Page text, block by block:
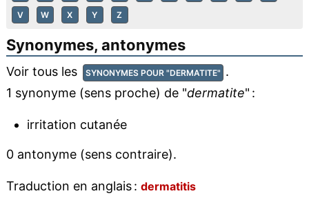
V W X Y Z
Synonymes, antonymes
Voir tous les SYNONYMES POUR "DERMATITE" .
1 synonyme (sens proche) de "dermatite" :
irritation cutanée
0 antonyme (sens contraire).
Traduction en anglais : dermatitis